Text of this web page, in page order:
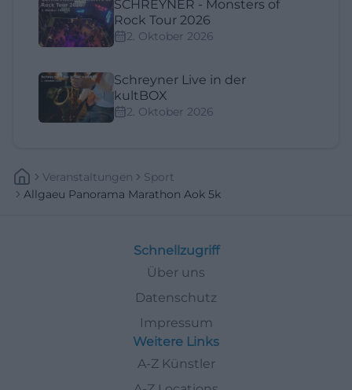
SCHREYNER - Monsters of
Rock Tour 2026
2. Oktober 2026
Schreyner Live in der
kultBOX
2. Oktober 2026
Veranstaltungen
Sport
Allgaeu Panorama Marathon Aok 5k
Schnellzugriff
Über uns
Datenschutz
Impressum
Weitere Links
A-Z Künstler